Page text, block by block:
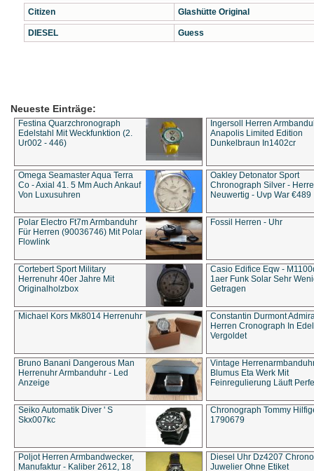
Citizen
DIESEL
Glashütte Original
Guess
Neueste Einträge:
Festina Quarzchronograph
Edelstahl Mit Weckfunktion (2.
Ur002 - 446)
Ingersoll Herren
Anapolis Limited Edition
Dunkelbraun In1402cr
Omega Seamaster Aqua Terra
Co - Axial 41. 5 Mm Auch Ankauf
Von Luxusuhren
Oakley Detonator Sport
Chronograph Silver -
Neuwertig - Uvp War €489
Polar Electro Ft7m Armbanduhr
Für Herren (90036746) Mit Polar
Flowlink
Fossil Herren - Uhr
Cortebert Sport Military
Herrenuhr 40er Jahre Mit
Originalholzbox
Casio Edifice Eqw -
1aer Funk Solar Sehr
Getragen
Michael Kors Mk8014 Herrenuhr
Constantin Durmont
Herren Cronograph In
Vergoldet
Bruno Banani Dangerous Man
Herrenuhr Armbanduhr - Led
Anzeige
Vintage
Blumus Eta Werk Mit
Feinregulierung Läuft
Seiko Automatik Diver ' S
Skx007kc
Chronograph Tommy
1790679
Poljot Herren Armbandwecker,
Manufaktur - Kaliber 2612, 18
Diesel Uhr Dz4207
Juwelier Ohne Etiket